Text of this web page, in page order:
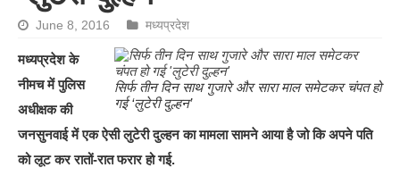
June 8, 2016 मध्यप्रदेश
सिर्फ तीन दिन साथ गुजारे और सारा माल समेटकर चंपत हो
गई ‘लुटेरी दुल्हन’
मध्यप्रदेश के
नीमच में पुलिस
अधीक्षक की
जनसुनवाई में एक ऐसी लुटेरी दुल्‍हन का मामला सामने आया है जो कि अपने पति
को लूट कर रातों-रात फरार हो गई.